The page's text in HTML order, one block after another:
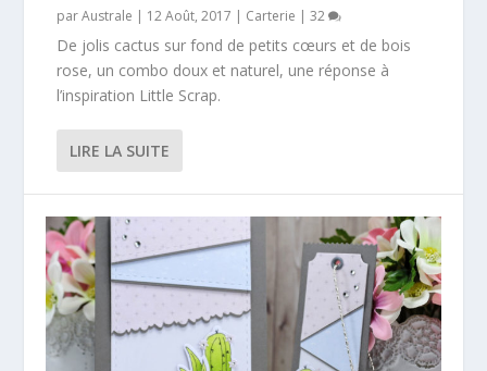
parAustrale | 12 Août, 2017 | Carterie |32
De jolis cactus sur fond de petits cœurs et de bois
rose, un combo doux et naturel, une réponse à
l’inspiration Little Scrap.
LIRE LA SUITE